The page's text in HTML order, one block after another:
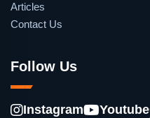
Articles
Contact Us
Follow Us
Instagram Youtube